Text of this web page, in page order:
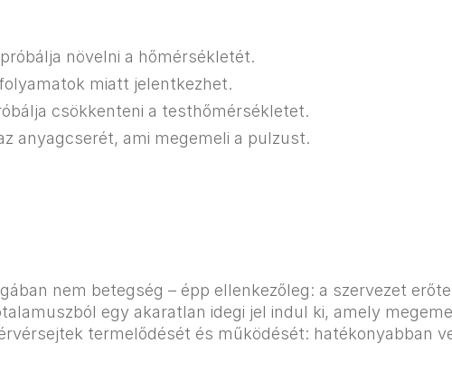
növelni a hőmérsékletét.​
miatt jelentkezhet.
csökkenteni a testhőmérsékletet.
anyagcserét, ami megemeli a pulzust.
nem betegség – épp ellenkezőleg: a szervezet
egy akaratlan idegi jel indul ki, amely
termelődését és működését: hatékonyabban